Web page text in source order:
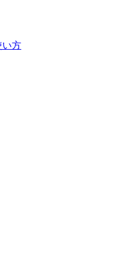
い方